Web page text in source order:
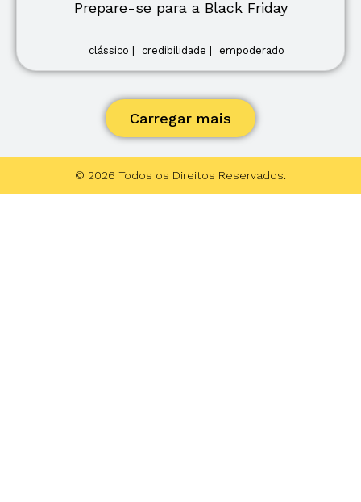
Prepare-se para a Black Friday
clássico | credibilidade | empoderado
Carregar mais
© 2026 Todos os Direitos Reservados.